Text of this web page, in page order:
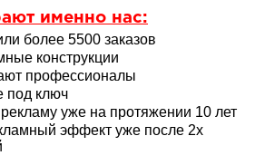
именно нас:
более 5500 заказов
конструкции
профессионалы
под ключ
уже на протяжении 10 лет
эффект уже после 2х